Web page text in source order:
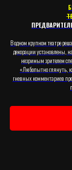
В одном крупном театре
декорации установлены,
незримым зрителем
«Любопытно глянуть,
гневных комментариев